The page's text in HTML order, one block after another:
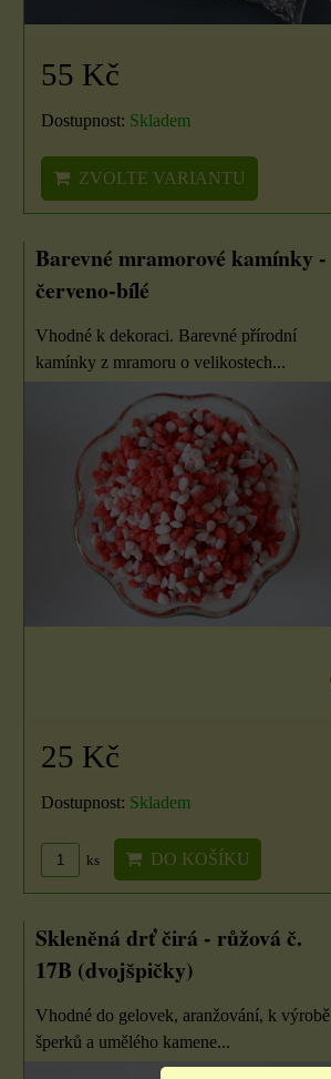
55 Kč
Dostupnost: Skladem
ZVOLTE VARIANTU
Barevné mramorové kamínky -
červeno-bílé
Vhodné k dekoraci. Barevné přírodní
kamínky z mramoru o velikostech...
25 Kč
Dostupnost: Skladem
ks DO KOŠÍKU
Skleněná drť čirá - růžová č.
17B (dvojšpičky)
Vhodné do gelovek, aranžování, k výrobě
šperků a umělého kamene...